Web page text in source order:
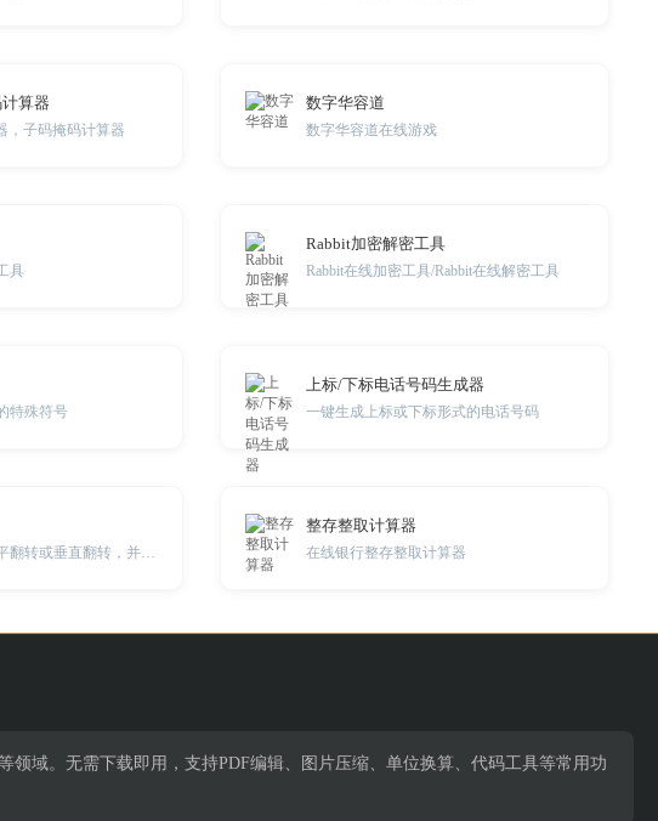
算器
，子码掩码计算器
数字华容道
数字华容道在线游戏
具
Rabbit加密解密工具
Rabbit在线加密工具/Rabbit在线解密工具
特殊符号
上标/下标电话号码生成器
一键生成上标或下标形式的电话号码
整存整取计算器
在线银行整存整取计算器
域。无需下载即用，支持PDF编辑、图片压缩、单位换算、代码工具等常用功